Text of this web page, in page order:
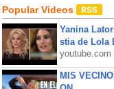
Popular Videos
Yanina
stia de Lola
youtube.com
MIS